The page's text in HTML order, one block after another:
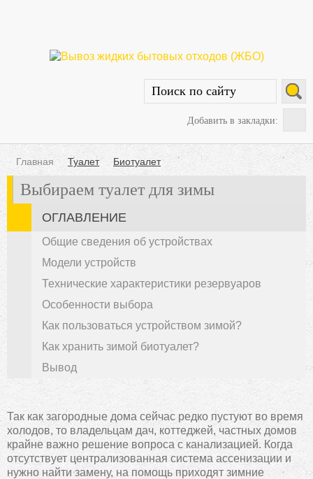
Добавить в закладки:
Главная Туалет Биотуалет
Выбираем туалет для зимы
ОГЛАВЛЕНИЕ
Общие сведения об устройствах
Модели устройств
Технические характеристики резервуаров
Особенности выбора
Как пользоваться устройством зимой?
Как хранить зимой биотуалет?
Вывод
Так как загородные дома сейчас редко пустуют во время
холодов, то владельцам дач, коттеджей, частных домов
крайне важно решение вопроса с канализацией. Когда
отсутствует централизованная система ассенизации и
нужно найти замену, на помощь приходят зимние